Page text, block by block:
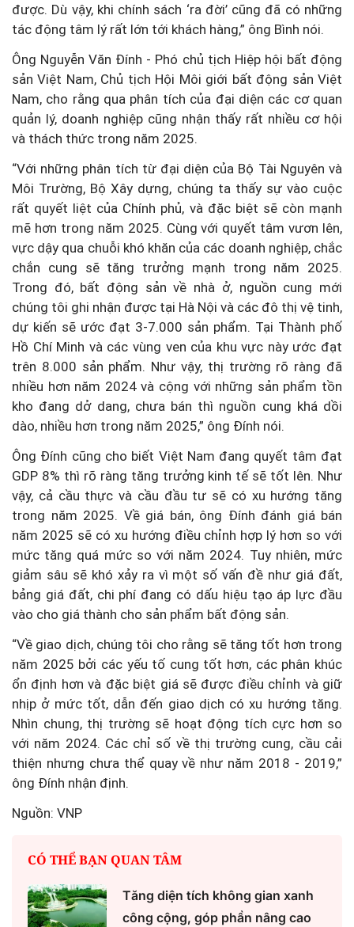
được. Dù vậy, khi chính sách ‘ra đời’ cũng đã có những
tác động tâm lý rất lớn tới khách hàng,” ông Bình nói.
Ông Nguyễn Văn Đính - Phó chủ tịch Hiệp hội bất động
sản Việt Nam, Chủ tịch Hội Môi giới bất động sản Việt
Nam, cho rằng qua phân tích của đại diện các cơ quan
quản lý, doanh nghiệp cũng nhận thấy rất nhiều cơ hội
và thách thức trong năm 2025.
“Với những phân tích từ đại diện của Bộ Tài Nguyên và
Môi Trường, Bộ Xây dựng, chúng ta thấy sự vào cuộc
rất quyết liệt của Chính phủ, và đặc biệt sẽ còn mạnh
mẽ hơn trong năm 2025. Cùng với quyết tâm vươn lên,
vực dậy qua chuỗi khó khăn của các doanh nghiệp, chắc
chắn cung sẽ tăng trưởng mạnh trong năm 2025.
Trong đó, bất động sản về nhà ở, nguồn cung mới
chúng tôi ghi nhận được tại Hà Nội và các đô thị vệ tinh,
dự kiến sẽ ước đạt 3-7.000 sản phẩm. Tại Thành phố
Hồ Chí Minh và các vùng ven của khu vực này ước đạt
trên 8.000 sản phẩm. Như vậy, thị trường rõ ràng đã
nhiều hơn năm 2024 và cộng với những sản phẩm tồn
kho đang dở dang, chưa bán thì nguồn cung khá dồi
dào, nhiều hơn trong năm 2025,” ông Đính nói.
Ông Đính cũng cho biết Việt Nam đang quyết tâm đạt
GDP 8% thì rõ ràng tăng trưởng kinh tế sẽ tốt lên. Như
vậy, cả cầu thực và cầu đầu tư sẽ có xu hướng tăng
trong năm 2025. Về giá bán, ông Đính đánh giá bán
năm 2025 sẽ có xu hướng điều chỉnh hợp lý hơn so với
mức tăng quá mức so với năm 2024. Tuy nhiên, mức
giảm sâu sẽ khó xảy ra vì một số vấn đề như giá đất,
bảng giá đất, chi phí đang có dấu hiệu tạo áp lực đầu
vào cho giá thành cho sản phẩm bất động sản.
“Về giao dịch, chúng tôi cho rằng sẽ tăng tốt hơn trong
năm 2025 bởi các yếu tố cung tốt hơn, các phân khúc
ổn định hơn và đặc biệt giá sẽ được điều chỉnh và giữ
nhịp ở mức tốt, dẫn đến giao dịch có xu hướng tăng.
Nhìn chung, thị trường sẽ hoạt động tích cực hơn so
với năm 2024. Các chỉ số về thị trường cung, cầu cải
thiện nhưng chưa thể quay về như năm 2018 - 2019,”
ông Đính nhận định.
Nguồn: VNP
CÓ THỂ BẠN QUAN TÂM
Tăng diện tích không gian xanh
công cộng, góp phần nâng cao